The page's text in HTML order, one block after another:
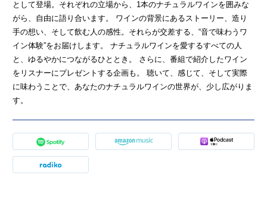
として登場。それぞれの立場から、1本のナチュラルワインを囲みな
がら、自由に語り合います。 ワインの背景にあるストーリー、造り
手の想い、そして飲む人の感性。それらが交差する、“音で味わうワ
イン体験”をお届けします。 ナチュラルワインを愛するすべての人
と、ゆるやかにつながるひととき。 さらに、番組で紹介したワイン
をリスナーにプレゼントする企画も。 聴いて、感じて、そして実際
に味わうことで、あなたのナチュラルワインの世界が、少し広がりま
す。